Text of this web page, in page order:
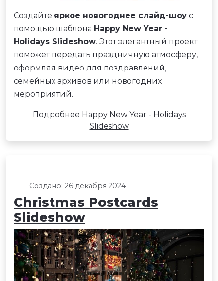
Создайте яркое новогоднее слайд-шоу с
помощью шаблона Happy New Year -
Holidays Slideshow. Этот элегантный проект
поможет передать праздничную атмосферу,
оформляя видео для поздравлений,
семейных архивов или новогодних
мероприятий.
Подробнее Happy New Year - Holidays
Slideshow
Создано: 26 декабря 2024
Christmas Postcards
Slideshow